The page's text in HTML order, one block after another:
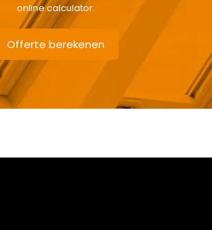
online calculator.
Offerte berekenen